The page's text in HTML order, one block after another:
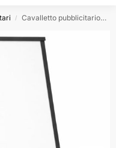
/ Cavalletto pubblicitario in metallo per pannelli rigidi 90×120